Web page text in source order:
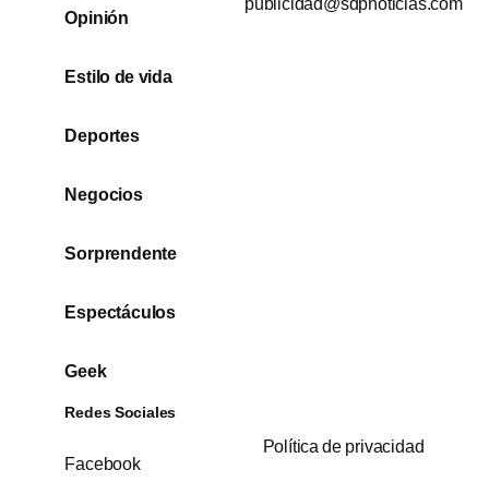
Opinión
Estilo de vida
Deportes
Negocios
Sorprendente
Espectáculos
Geek
Redes Sociales
Facebook
Política de privacidad